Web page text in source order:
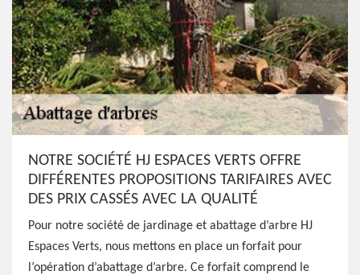
NOTRE SOCIÉTÉ HJ ESPACES VERTS OFFRE
DIFFÉRENTES PROPOSITIONS TARIFAIRES AVEC
DES PRIX CASSÉS AVEC LA QUALITÉ
Pour notre société de jardinage et abattage d’arbre HJ
Espaces Verts, nous mettons en place un forfait pour
l’opération d’abattage d’arbre. Ce forfait comprend le